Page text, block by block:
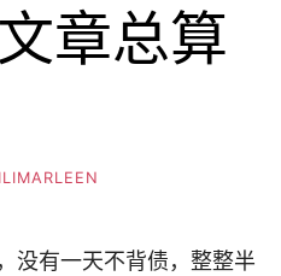
章总算
没有一天不背债，整整半